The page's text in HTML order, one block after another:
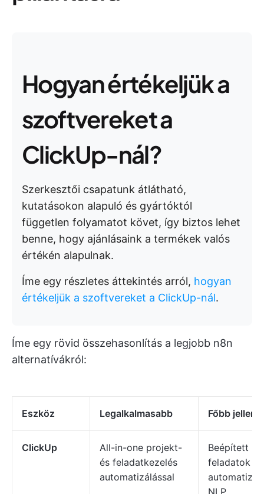
Hogyan értékeljük a
szoftvereket a
ClickUp-nál?
Szerkesztői csapatunk átlátható,
kutatásokon alapuló és gyártóktól
független folyamatot követ, így biztos lehet
benne, hogy ajánlásaink a termékek valós
értékén alapulnak.
Íme egy részletes áttekintés arról, hogyan
értékeljük a szoftvereket a ClickUp-nál.
Íme egy rövid összehasonlítás a legjobb n8n
alternatívákról:
Eszköz Legalkalmasabb Főbb
ClickUp
All-in-one projekt-
és feladatkezelés
automatizálással
Beépített
feladatok
NLP